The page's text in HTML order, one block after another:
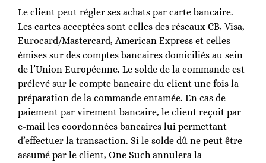
Le client peut régler ses achats par carte bancaire.
Les cartes acceptées sont celles des réseaux CB, Visa,
Eurocard/Mastercard, American Express et celles
émises sur des comptes bancaires domiciliés au sein
de l’Union Européenne. Le solde de la commande est
prélevé sur le compte bancaire du client une fois la
préparation de la commande entamée. En cas de
paiement par virement bancaire, le client reçoit par
e-mail les coordonnées bancaires lui permettant
d’effectuer la transaction. Si le solde dû ne peut être
assumé par le client, One Such annulera la